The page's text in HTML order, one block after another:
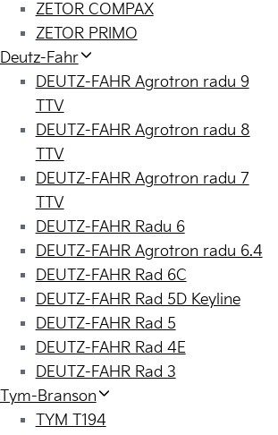
ZETOR COMPAX
ZETOR PRIMO
Deutz-Fahr
DEUTZ-FAHR Agrotron radu 9
TTV
DEUTZ-FAHR Agrotron radu 8
TTV
DEUTZ-FAHR Agrotron radu 7
TTV
DEUTZ-FAHR Radu 6
DEUTZ-FAHR Agrotron radu 6.4
DEUTZ-FAHR Rad 6C
DEUTZ-FAHR Rad 5D Keyline
DEUTZ-FAHR Rad 5
DEUTZ-FAHR Rad 4E
DEUTZ-FAHR Rad 3
Tym-Branson
TYM T194